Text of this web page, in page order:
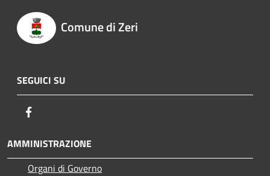
Comune di Zeri
SEGUICI SU
AMMINISTRAZIONE
Organi di Governo